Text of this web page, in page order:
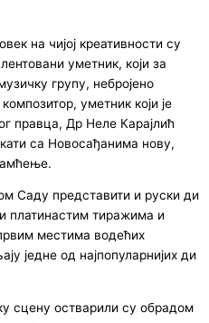
на чијој креативности су
уметник, који за
групу, небројено
уметник који је
правца, Др Неле Карајлић
са Новосађанима нову,
Саду представити и руски ди
платинастим тиражима и
местима водећих
једне од најпопуларнијих ди
сцену остварили су обрадом